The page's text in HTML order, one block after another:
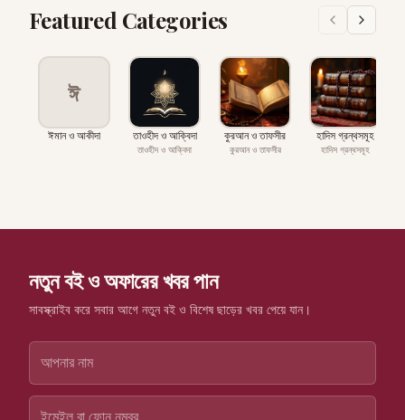
Featured Categories
ঈ
ঈমান ও আকীদা তাওহীদ ও আক্বিদা
তাওহীদ ও আক্বিদা
কুরআন ও তাফসীর
কুরআন ও তাফসীর
হাদিস গ্রন্থসমূহ
হাদিস গ্রন্থসমূহ
নতুন বই ও অফারের খবর পান
সাবস্ক্রাইব করে সবার আগে নতুন বই ও বিশেষ ছাড়ের খবর পেয়ে যান।